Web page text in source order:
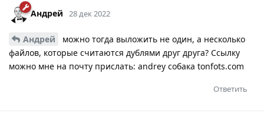
Андрей 28 дек 2022
Андрей
можно тогда выложить не один, а несколько
файлов, которые считаются дублями друг друга? Ссылку
можно мне на почту прислать: andrey собака tonfots.com
Ответить